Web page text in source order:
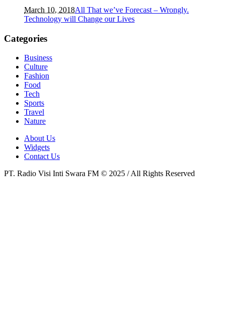
March 10, 2018All That we’ve Forecast – Wrongly.
Technology will Change our Lives
Categories
Business
Culture
Fashion
Food
Tech
Sports
Travel
Nature
About Us
Widgets
Contact Us
PT. Radio Visi Inti Swara FM © 2025 / All Rights Reserved